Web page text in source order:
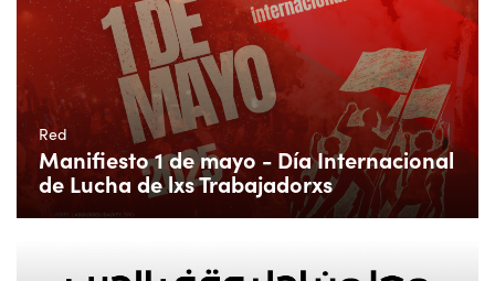
Red
Manifiesto 1 de mayo - Día Internacional
de Lucha de lxs Trabajadorxs